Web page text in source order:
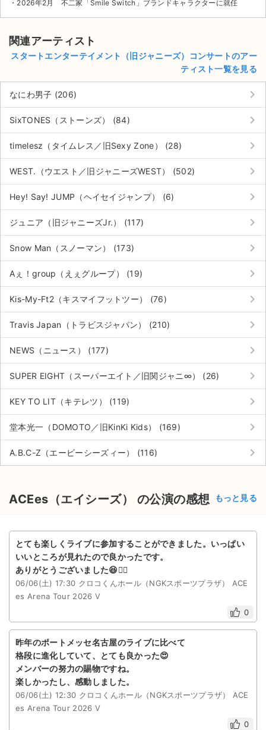
・2026年2月 不二家「Smile Switch」ブランドキャラクターに就任
関連アーティスト
スタートエンターテイメント（旧ジャニーズ）コンサートのアー
ティスト一覧を見る
なにわ男子 (206) keyboard_arrow_right
SixTONES（ストーンズ） (84) keyboard_arrow_right
timelesz（タイムレス／旧Sexy Zone） (28) keyboard_arrow_right
WEST.（ウエスト／旧ジャニーズWEST） (502) keyboard_arrow_right
Hey! Say! JUMP（ヘイセイジャンプ） (6) keyboard_arrow_right
ジュニア（旧ジャニーズJr.） (117) keyboard_arrow_right
Snow Man（スノーマン） (173) keyboard_arrow_right
Aぇ！group（えぇグループ） (19) keyboard_arrow_right
Kis-My-Ft2（キスマイフットツー） (76) keyboard_arrow_right
Travis Japan（トラビスジャパン） (210) keyboard_arrow_right
NEWS（ニュース） (177) keyboard_arrow_right
SUPER EIGHT（スーパーエイト／旧関ジャニ∞） (26) keyboard_arrow_right
KEY TO LIT（キテレツ） (119) keyboard_arrow_right
堂本光一（DOMOTO／旧KinKi Kids） (169) keyboard_arrow_right
A.B.C-Z（エービーシーズィー） (116) keyboard_arrow_right
ACEes（エイシーズ） の公演の感想 もっと見る
とても楽しくライブに参加することができました。いっぱい
いいところが見れたので良かったです。
ありがとうございました😆🙇‍♀️
06/06(土) 17:30 クロコくんホール（NGKスポーツプラザ） ACE
es Arena Tour 2026 V
0
昨年のポートメッセ名古屋のライブに比べて
格段に進化していて、とても良かった😍
メンバーの努力の賜物ですね。
楽しかったし、感動しました。
06/06(土) 12:30 クロコくんホール（NGKスポーツプラザ） ACE
es Arena Tour 2026 V
0